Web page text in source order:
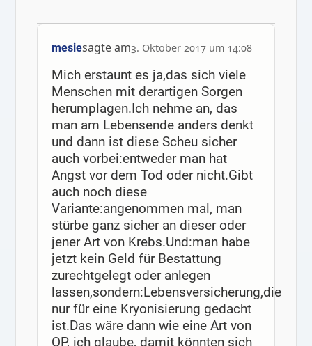
mesiesagte am3. Oktober 2017 um 14:08
Mich erstaunt es ja,das sich viele
Menschen mit derartigen Sorgen
herumplagen.Ich nehme an, das
man am Lebensende anders denkt
und dann ist diese Scheu sicher
auch vorbei:entweder man hat
Angst vor dem Tod oder nicht.Gibt
auch noch diese
Variante:angenommen mal, man
stürbe ganz sicher an dieser oder
jener Art von Krebs.Und:man habe
jetzt kein Geld für Bestattung
zurechtgelegt oder anlegen
lassen,sondern:Lebensversicherung,die
nur für eine Kryonisierung gedacht
ist.Das wäre dann wie eine Art von
OP, ich glaube, damit könnten sich